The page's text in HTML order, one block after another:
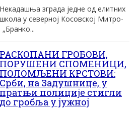
Не­ка­да­шња згра­да јед­не од елит­них
шко­ла у се­вер­ној Ко­сов­ској Ми­тро­
РАСКОПАНИ ГРОБОВИ,
ПОРУШЕНИ СПОМЕНИЦИ,
ПОЛОМЉЕНИ КРСТОВИ:
Срби, на Задушнице, у
пратњи полиције стигли
до гробља у јужној